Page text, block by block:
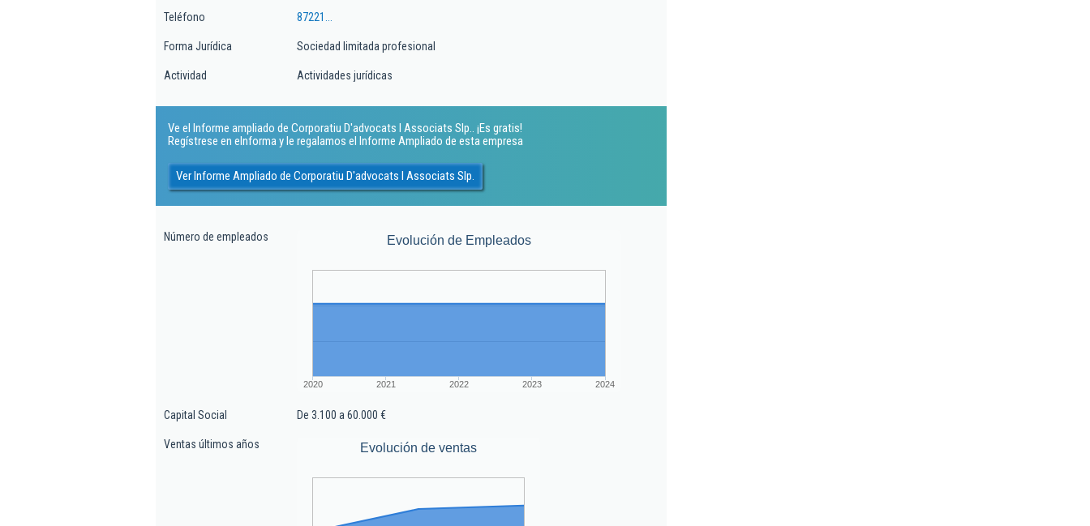
Teléfono 87221...
Forma Jurídica Sociedad limitada profesional
Actividad Actividades jurídicas
Ve el Informe ampliado de Corporatiu D'advocats I Associats Slp.. ¡Es gratis!
Regístrese en eInforma y le regalamos el Informe Ampliado de esta empresa
Ver Informe Ampliado de Corporatiu D'advocats I Associats Slp.
Número de empleados Evolución de Empleados
2020 2021 2022 2023 2024
Capital Social De 3.100 a 60.000 €
Ventas últimos años Evolución de ventas